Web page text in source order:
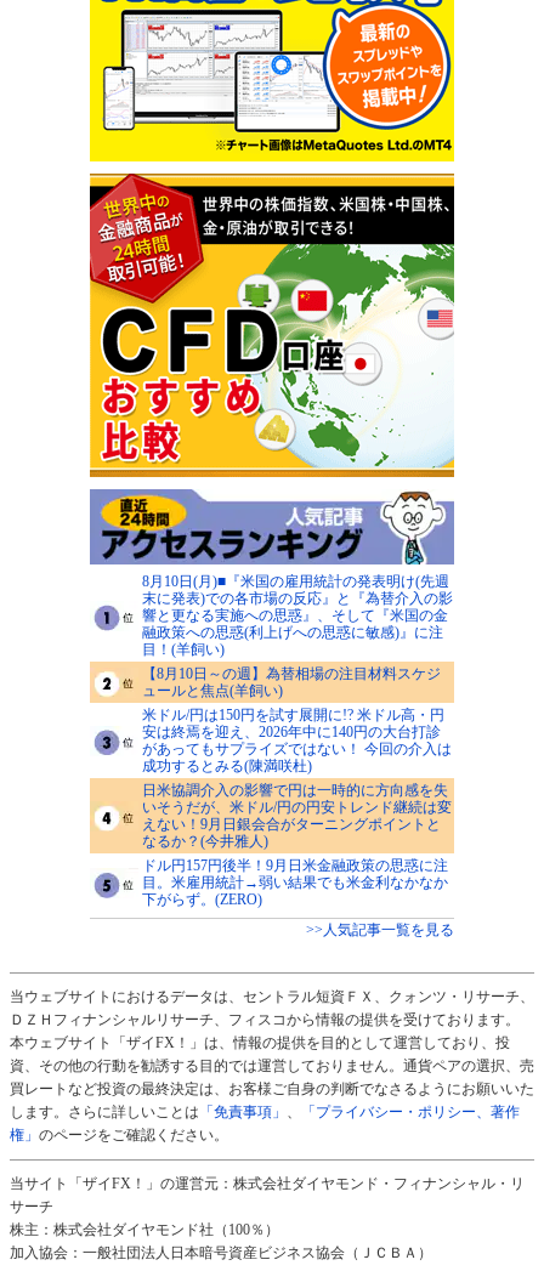
8月10日(月)■『米国の雇用統計の発表明け(先週
末に発表)での各市場の反応』と『為替介入の影
響と更なる実施への思惑』、そして『米国の金
融政策への思惑(利上げへの思惑に敏感)』に注
目！(羊飼い)
【8月10日～の週】為替相場の注目材料スケジ
ュールと焦点(羊飼い)
米ドル/円は150円を試す展開に!? 米ドル高・円
安は終焉を迎え、2026年中に140円の大台打診
があってもサプライズではない！ 今回の介入は
成功するとみる(陳満咲杜)
日米協調介入の影響で円は一時的に方向感を失
いそうだが、米ドル/円の円安トレンド継続は変
えない！9月日銀会合がターニングポイントと
なるか？(今井雅人)
ドル円157円後半！9月日米金融政策の思惑に注
目。米雇用統計→弱い結果でも米金利なかなか
下がらず。(ZERO)
>>人気記事一覧を見る
当ウェブサイトにおけるデータは、セントラル短資ＦＸ、クォンツ・リサーチ、
ＤＺＨフィナンシャルリサーチ、フィスコから情報の提供を受けております。
本ウェブサイト「ザイFX！」は、情報の提供を目的として運営しており、投
資、その他の行動を勧誘する目的では運営しておりません。通貨ペアの選択、売
買レートなど投資の最終決定は、お客様ご自身の判断でなさるようにお願いいた
します。さらに詳しいことは 「免責事項」 、
「プライバシー・ポリシー、著作
権」 のページをご確認ください。
当サイト「ザイFX！」の運営元：株式会社ダイヤモンド・フィナンシャル・リ
サーチ
株主：株式会社ダイヤモンド社（100％）
加入協会：一般社団法人日本暗号資産ビジネス協会（ＪＣＢＡ）